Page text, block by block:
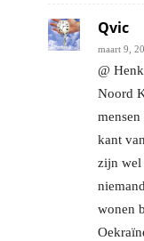
Qvic
maart 9,
@
Noord
kant
zijn wel
wonen